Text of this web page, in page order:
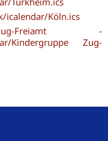
icalendar/Köln.ics
Freiamt -
Kindergruppe Zug-